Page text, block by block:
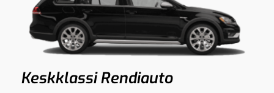
Keskklassi Rendiauto